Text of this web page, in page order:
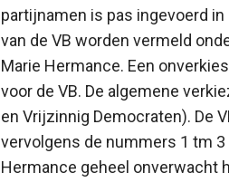
partijnamen is pas ingevoerd
van de VB worden vermeld
Marie Hermance. Een
voor de VB. De algemene
en Vrijzinnig Democraten). De
vervolgens de nummers 1 tm
Hermance geheel onverwacht